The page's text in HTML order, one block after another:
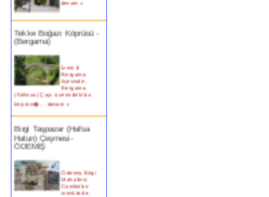
(Bergama)
Bergama
ilçesinde,
Bergama
(Selinus) Çayı üzerindeki bu
köprün�... devam »
Hatun) Çeşmesi-
ÖDEMİŞ
Mahallesi
Camikebir
mevkiinde,
Taşpazar semti 253 ada 4